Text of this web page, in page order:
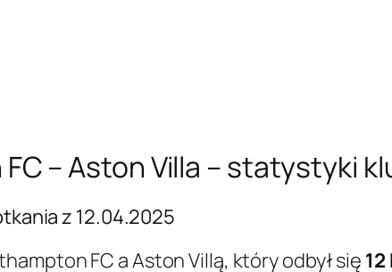
– Aston Villa – statystyki
z 12.04.2025
FC a Aston Villą, który odbył się